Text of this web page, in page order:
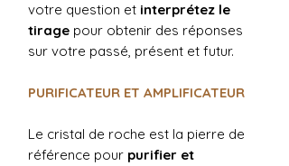
votre question et interprétez le
tirage pour obtenir des réponses
sur votre passé, présent et futur.
PURIFICATEUR ET AMPLIFICATEUR
Le cristal de roche est la pierre de
référence pour purifier et